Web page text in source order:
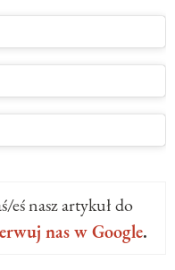
eś nasz artykuł do
nas w Google.